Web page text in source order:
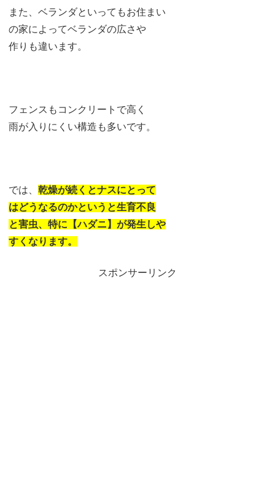
また、ベランダといってもお住まい
の家によってベランダの広さや
作りも違います。
フェンスもコンクリートで高く
雨が入りにくい構造も多いです。
では、乾燥が続くとナスにとって
はどうなるのかというと生育不良
と害虫、特に【ハダニ】が発生しや
すくなります。
スポンサーリンク